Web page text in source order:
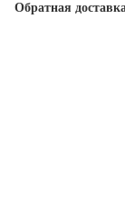
Обратная